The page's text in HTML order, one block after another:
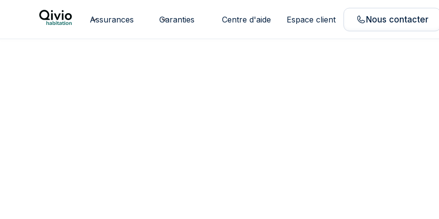
Assurances Garanties Centre d'aide Espace client Nous contacter